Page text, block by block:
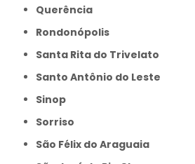
Querência
Rondonópolis
Santa Rita do Trivelato
Santo Antônio do Leste
Sinop
Sorriso
São Félix do Araguaia